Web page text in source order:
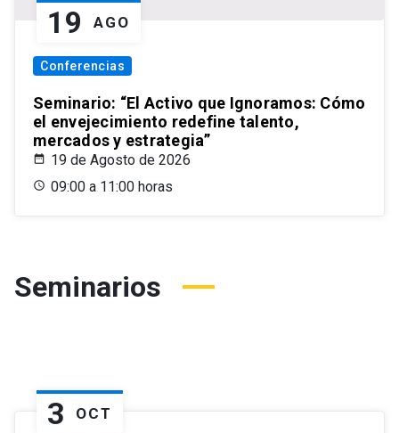
19 AGO
Conferencias
Seminario: “El Activo que Ignoramos: Cómo
el envejecimiento redefine talento,
mercados y estrategia”
19 de Agosto de 2026
09:00 a 11:00 horas
Seminarios
3 OCT